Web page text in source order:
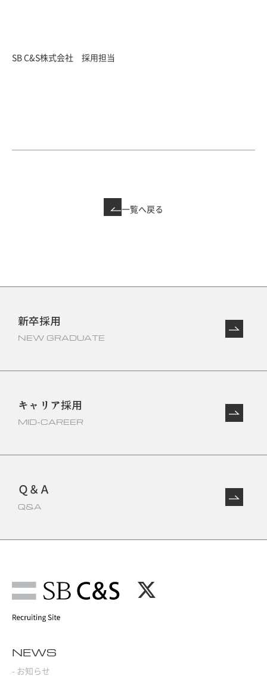
SB C&S株式会社 採用担当
一覧へ戻る
新卒採用
NEW GRADUATE
キャリア採用
MID-CAREER
Ｑ＆Ａ
Q&A
NEWS
- お知らせ